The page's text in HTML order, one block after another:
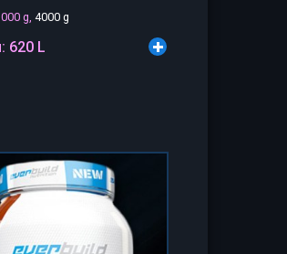
g, 4000 g
620 L